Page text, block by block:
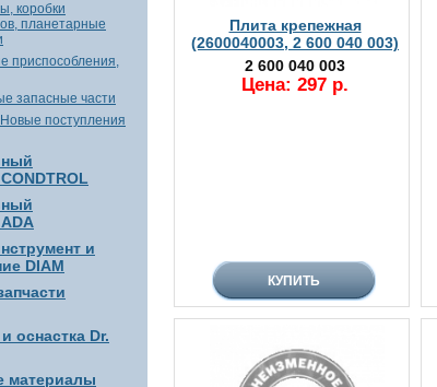
коробки
планетарные
приспособления,
запасные части
поступления
и
DIAM
оснастка Dr.
материалы
Плита крепежная
(2600040003, 2 600 040 003)
2 600 040 003
Цена: 297 р.